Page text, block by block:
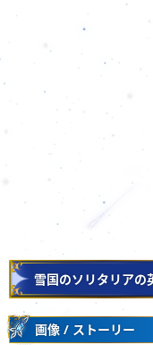
雪国のソリタリアの
画像 / ストーリー